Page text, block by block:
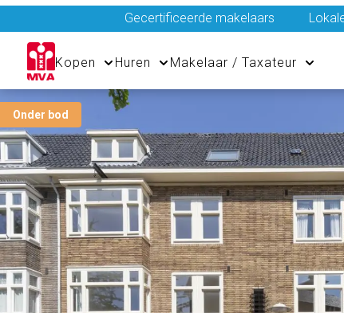
Gecertificeerde makelaars
Kopen Huren Makelaar / Taxateur
Onder bod